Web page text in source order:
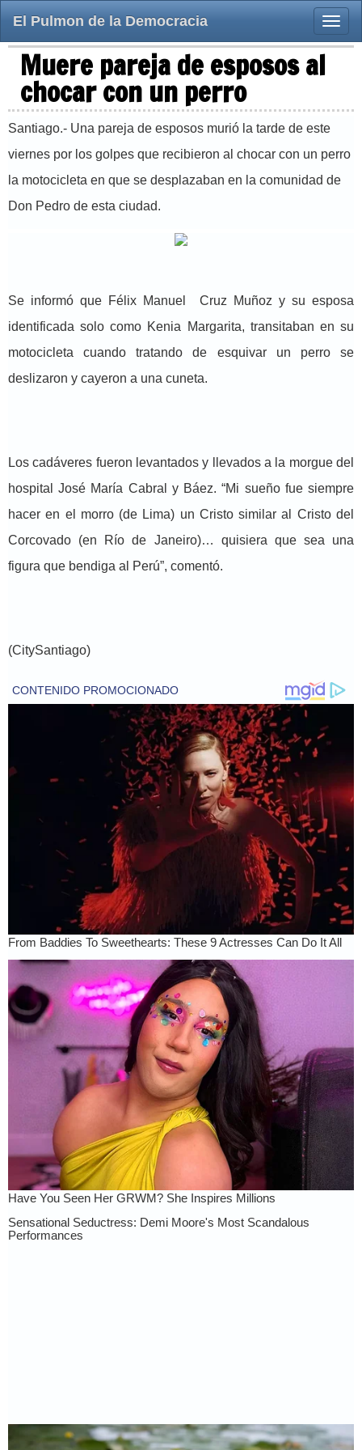
Toggle
El Pulmon de la Democracia
Muere pareja de esposos al
chocar con un perro
Santiago.- Una pareja de esposos murió la tarde de este
viernes por los golpes que recibieron al chocar con un perro
la motocicleta en que se desplazaban en la comunidad de
Don Pedro de esta ciudad.
Se informó que Félix Manuel Cruz Muñoz y su esposa
identificada solo como Kenia Margarita, transitaban en su
motocicleta cuando tratando de esquivar un perro se
deslizaron y cayeron a una cuneta.
Los cadáveres fueron levantados y llevados a la morgue del
hospital José María Cabral y Báez. “Mi sueño fue siempre
hacer en el morro (de Lima) un Cristo similar al Cristo del
Corcovado (en Río de Janeiro)… quisiera que sea una
figura que bendiga al Perú”, comentó.
(CitySantiago)